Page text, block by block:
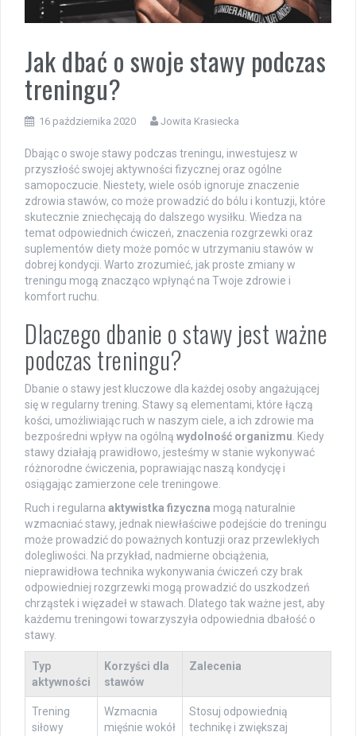
Jak dbać o swoje stawy podczas
treningu?
16 października 2020 Jowita Krasiecka
Dbając o swoje stawy podczas treningu, inwestujesz w
przyszłość swojej aktywności fizycznej oraz ogólne
samopoczucie. Niestety, wiele osób ignoruje znaczenie
zdrowia stawów, co może prowadzić do bólu i kontuzji, które
skutecznie zniechęcają do dalszego wysiłku. Wiedza na
temat odpowiednich ćwiczeń, znaczenia rozgrzewki oraz
suplementów diety może pomóc w utrzymaniu stawów w
dobrej kondycji. Warto zrozumieć, jak proste zmiany w
treningu mogą znacząco wpłynąć na Twoje zdrowie i
komfort ruchu.
Dlaczego dbanie o stawy jest ważne
podczas treningu?
Dbanie o stawy jest kluczowe dla każdej osoby angażującej
się w regularny trening. Stawy są elementami, które łączą
kości, umożliwiając ruch w naszym ciele, a ich zdrowie ma
bezpośredni wpływ na ogólną wydolność organizmu. Kiedy
stawy działają prawidłowo, jesteśmy w stanie wykonywać
różnorodne ćwiczenia, poprawiając naszą kondycję i
osiągając zamierzone cele treningowe.
Ruch i regularna aktywistka fizyczna mogą naturalnie
wzmacniać stawy, jednak niewłaściwe podejście do treningu
może prowadzić do poważnych kontuzji oraz przewlekłych
dolegliwości. Na przykład, nadmierne obciążenia,
nieprawidłowa technika wykonywania ćwiczeń czy brak
odpowiedniej rozgrzewki mogą prowadzić do uszkodzeń
chrząstek i więzadeł w stawach. Dlatego tak ważne jest, aby
każdemu treningowi towarzyszyła odpowiednia dbałość o
stawy.
Typ
aktywności
Korzyści dla
stawów
Zalecenia
Trening
siłowy
Wzmacnia
mięśnie wokół
Stosuj odpowiednią
technikę i zwiększaj